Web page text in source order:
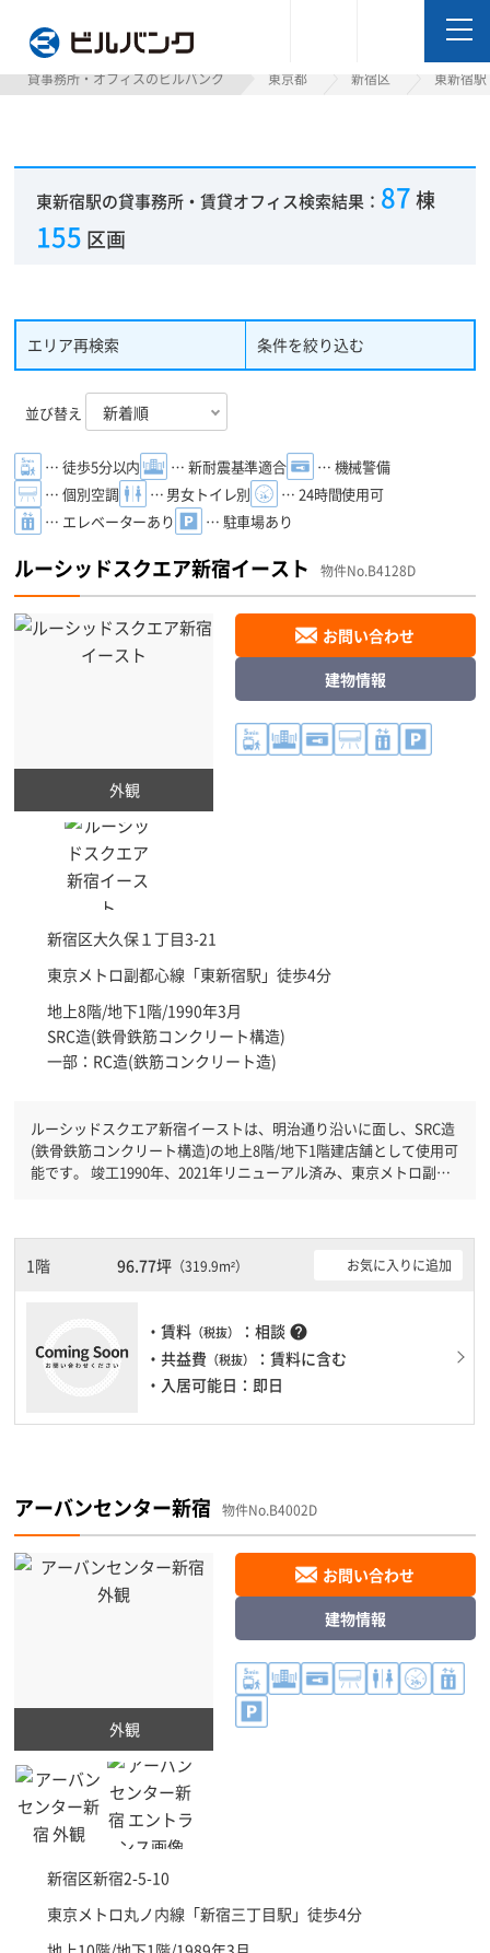
貸事務所・オフィスのビルバンク 東京都 新宿区 東新宿駅
東新宿駅の貸事務所・賃貸オフィス検索結果： 87棟
155 区画
エリア再検索 条件を絞り込む
並び替え
… 徒歩5分以内 … 新耐震基準適合
… 機械警備
… 個別空調
… 男女トイレ別
… 24時間使用可
… エレベーターあり
… 駐車場あり
ルーシッドスクエア新宿イースト 物件No.B4128D
外観
新宿区大久保１丁目3-21
東京メトロ副都心線「東新宿駅 」徒歩4分
地上8階/地下1階/1990年3月
SRC造(鉄骨鉄筋コンクリート構造)
一部：RC造(鉄筋コンクリート造)
お問い合わせ
建物情報
ルーシッドスクエア新宿イーストは、明治通り沿いに面し、SRC造
(鉄骨鉄筋コンクリート構造)の地上8階/地下1階建店舗として使用可
能です。 竣工1990年、2021年リニューアル済み、東京メトロ副都
にも安心できます。新耐震基準を満たしておりますので、地震対策
を検討されている方にオススメです。駐車場完備なので、車の必要
なお客様には必見です。１フロア２００坪以上ある大規模ビルで
1階 96.77坪（319.9m²） お気に入りに追加
・賃料 （税抜） ：相談 help
・共益費 （税抜）
：賃料に含む
・入居可能日：即日
アーバンセンター新宿 物件No.B4002D
外観
新宿区新宿2-5-10
東京メトロ丸ノ内線「新宿三丁目駅 」徒歩4分
お問い合わせ
建物情報